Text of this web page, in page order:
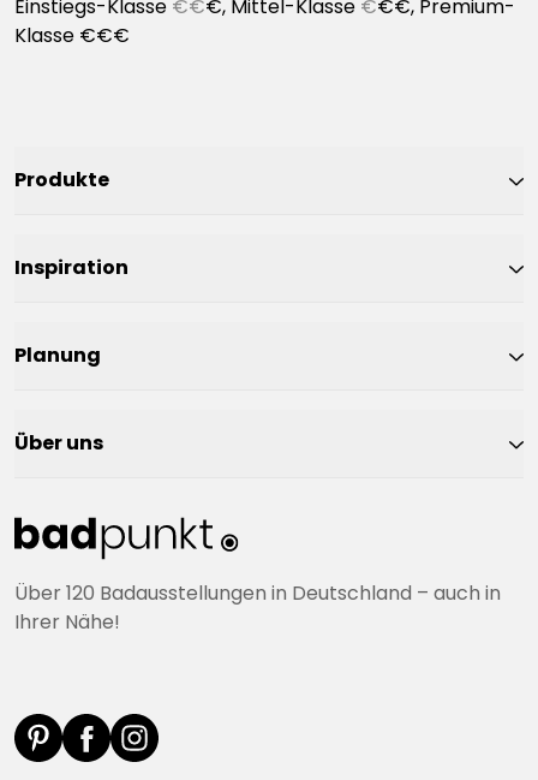
Einstiegs-Klasse €€€, Mittel-Klasse €€€, Premium-
Klasse €€€
Über 120 Badausstellungen in Deutschland – auch in
Ihrer Nähe!
Produkte
Inspiration
Planung
Über uns